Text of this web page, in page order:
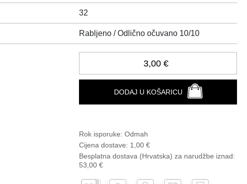
32
Rabljeno / Odlično očuvano 10/10
3,00 €
DODAJ U KOŠARICU
Rok isporuke: Odmah
Cijena dostave: 1,00 €
Besplatna dostava (Hrvatska) za narudžbe iznad:
53,00 €